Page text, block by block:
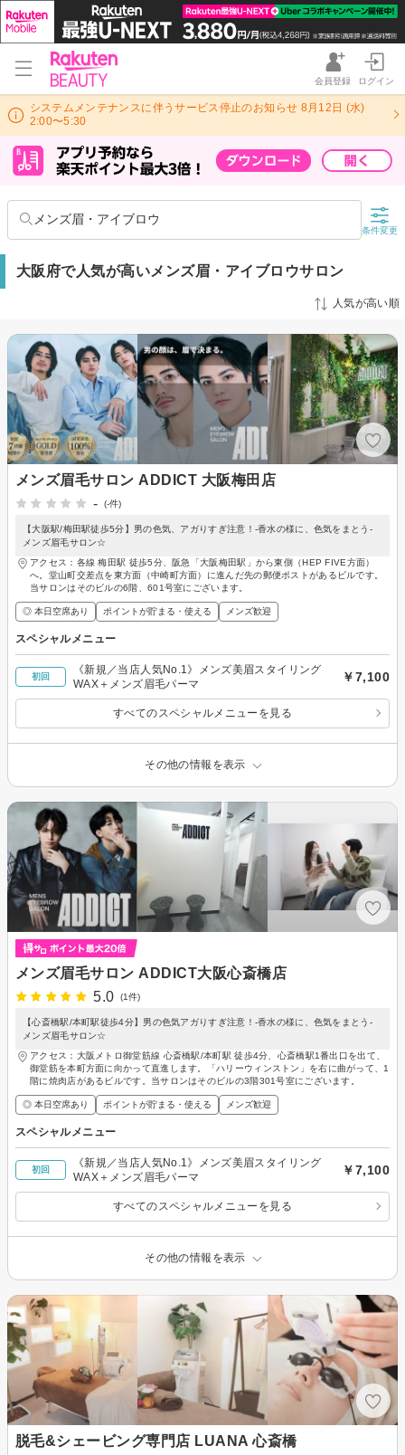
会員登録 ログイン
システムメンテナンスに伴うサービス停止のお知らせ 8月12日 (水)
2:00〜5:30
メンズ眉・アイブロウ
条件変更
大阪府で人気が高いメンズ眉・アイブロウサロン
人気が高い順
メンズ眉毛サロン ADDICT 大阪梅田店
-
(-件)
【大阪駅/梅田駅徒歩5分】男の色気、アガりすぎ注意！-香水の様に、色気をまとう-
メンズ眉毛サロン☆
アクセス：各線 梅田駅 徒歩5分、阪急「大阪梅田駅」から東側（HEP FIVE方面）
へ。堂山町交差点を東方面（中崎町方面）に進んだ先の郵便ポストがあるビルです。
当サロンはそのビルの6階、601号室にございます。
◎ 本日空席あり ポイントが貯まる・使える メンズ歓迎
スペシャルメニュー
初回
《新規／当店人気No.1》メンズ美眉スタイリング
WAX＋メンズ眉毛パーマ
￥7,100
すべてのスペシャルメニューを見る
その他の情報を表示
メンズ眉毛サロン ADDICT大阪心斎橋店
5.0
(1件)
【心斎橋駅/本町駅徒歩4分】男の色気アガりすぎ注意！-香水の様に、色気をまとう-
メンズ眉毛サロン☆
アクセス：大阪メトロ御堂筋線 心斎橋駅/本町駅 徒歩4分、心斎橋駅1番出口を出て、
御堂筋を本町方面に向かって直進します。「ハリーウィンストン」を右に曲がって、1
階に焼肉店があるビルです。当サロンはそのビルの3階301号室にございます。
◎ 本日空席あり ポイントが貯まる・使える メンズ歓迎
スペシャルメニュー
初回
《新規／当店人気No.1》メンズ美眉スタイリング
WAX＋メンズ眉毛パーマ
￥7,100
すべてのスペシャルメニューを見る
その他の情報を表示
脱毛&シェービング専門店 LUANA 心斎橋